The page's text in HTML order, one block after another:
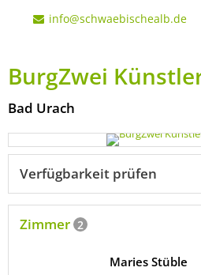
info@schwaebischealb.de
BurgZwei
Bad Urach
Verfügbarkeit prüfen
Zimmer 2
Maries Stüble